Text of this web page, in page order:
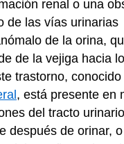
renal o una
de las vías urinarias
de la orina,
de la vejiga hacia
trastorno,
, está presente en
del tracto urinario
después de orinar,